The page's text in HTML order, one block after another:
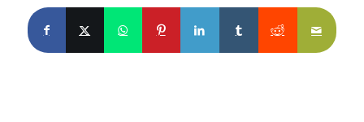
Partilhe no Facebook
Partilhe no X
Share on WhatsApp
Partilhe no Pinterest
Partilhe no LinkedIn
Partilhe no Tumblr
Partilhe no